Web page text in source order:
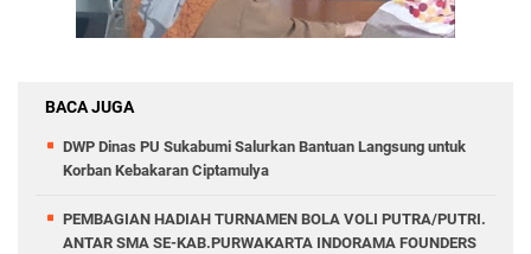
BACA JUGA
DWP Dinas PU Sukabumi Salurkan Bantuan Langsung untuk
Korban Kebakaran Ciptamulya
PEMBAGIAN HADIAH TURNAMEN BOLA VOLI PUTRA/PUTRI.
ANTAR SMA SE-KAB.PURWAKARTA INDORAMA FOUNDERS